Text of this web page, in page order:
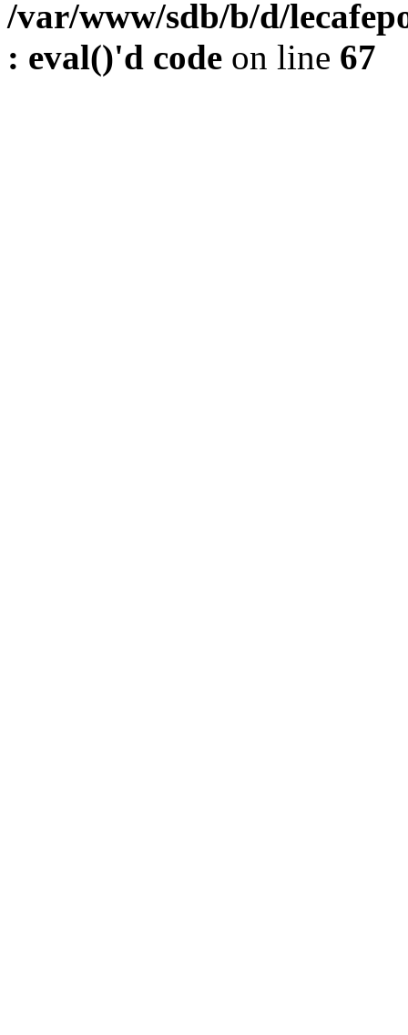
/var/www/sdb/b/d/
: eval()'d code on line 67